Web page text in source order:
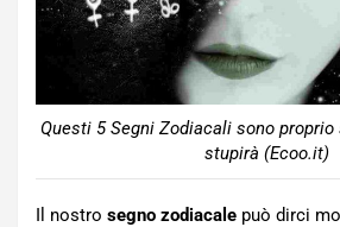
Questi 5 Segni Zodiacali sono
stupirà (Ecoo.it)
Il nostro segno zodiacale può dirci